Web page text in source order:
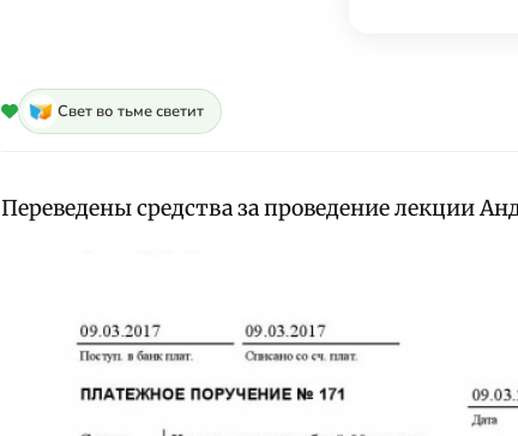
Свет во тьме светит
Переведены средства за проведение лекции